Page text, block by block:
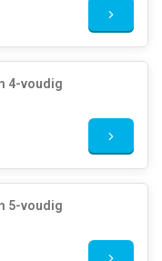
4-voudig
5-voudig